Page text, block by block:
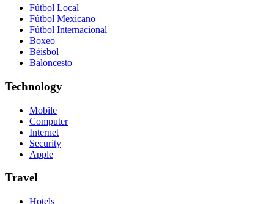
Fútbol Local
Fútbol Mexicano
Fútbol Internacional
Boxeo
Béisbol
Baloncesto
Technology
Mobile
Computer
Internet
Security
Apple
Travel
Hotels